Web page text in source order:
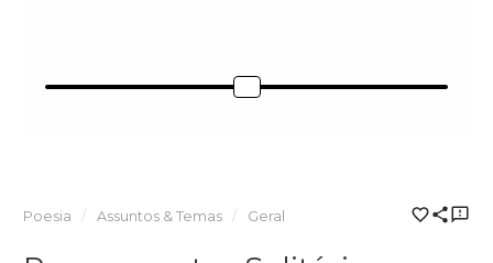
Poesia Assuntos & Temas Geral